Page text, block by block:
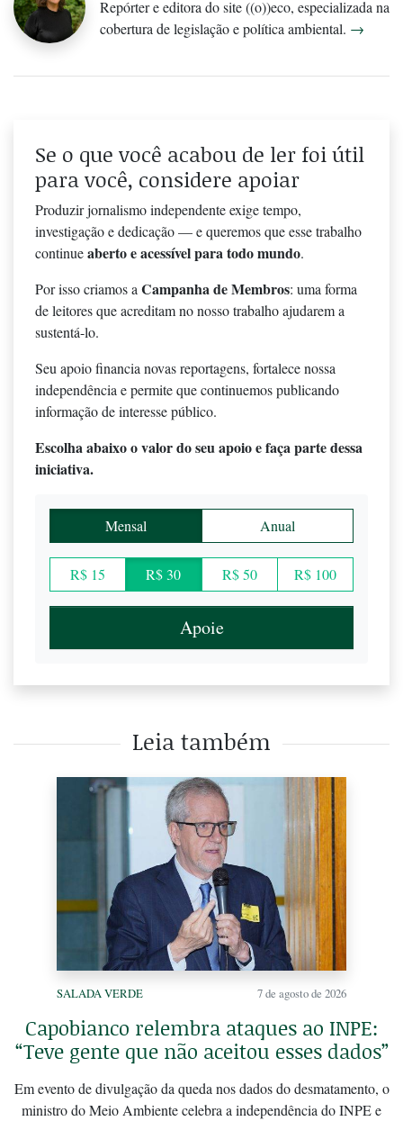
Repórter e editora do site ((o))eco, especializada na
cobertura de legislação e política ambiental. →
Se o que você acabou de ler foi útil
para você, considere apoiar
Produzir jornalismo independente exige tempo,
investigação e dedicação — e queremos que esse trabalho
continueaberto e acessível para todo mundo.
Por isso criamos aCampanha de Membros: uma forma
de leitores que acreditam no nosso trabalho ajudarem a
sustentá-lo.
Seu apoio financia novas reportagens, fortalece nossa
independência e permite que continuemos publicando
informação de interesse público.
Escolha abaixo o valor do seu apoio e faça parte dessa
iniciativa.
Mensal Anual
R$ 15 R$ 30 R$ 50 R$ 100
Apoie
Leia também
SALADA VERDE 7 de agosto de 2026
Capobianco relembra ataques ao INPE:
“Teve gente que não aceitou esses dados”
Em evento de divulgação da queda nos dados do desmatamento, o
ministro do Meio Ambiente celebra a independência do INPE e